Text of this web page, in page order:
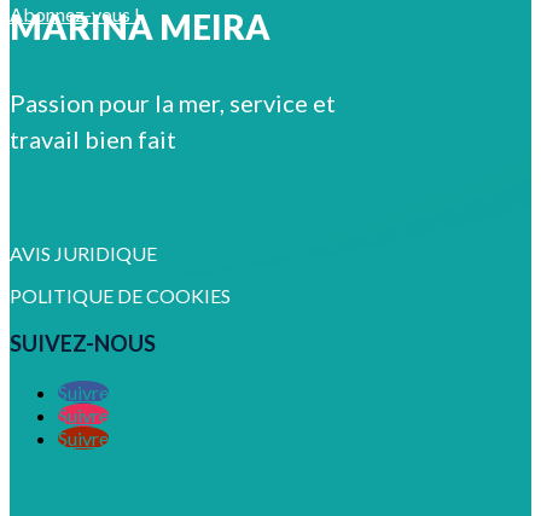
Abonnez-vous !
MARINA MEIRA
Passion pour la mer, service et
travail bien fait
AVIS JURIDIQUE
POLITIQUE DE COOKIES
SUIVEZ-NOUS
Suivre
Suivre
Suivre